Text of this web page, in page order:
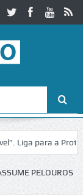
para a Proteção
Castelo de
PELOUROS